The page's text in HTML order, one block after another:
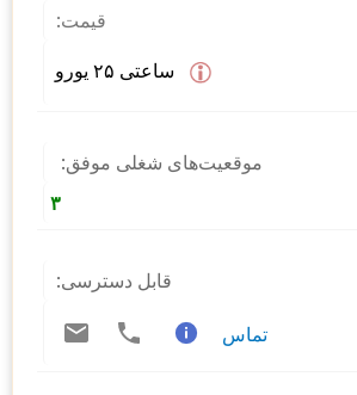
قیمت:
ساعتی ۲۵ یورو
موقعیت‌های شغلی موفق:
۳
قابل دسترسی:
تماس